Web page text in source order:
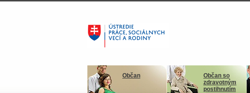
Občan
Občan so
zdravotným
postihnutím